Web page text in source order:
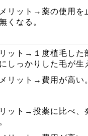
リット→薬の使用を
くなる。
ット→１度植毛した
しっかりした毛が生
リット→費用が高い
ット→投薬に比べ、